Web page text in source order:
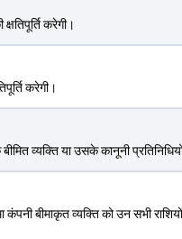
करेगी।
करेगी।
व्यक्ति या उसके कानूनी प्रतिनिधियों
बीमाकृत व्यक्ति को उन सभी